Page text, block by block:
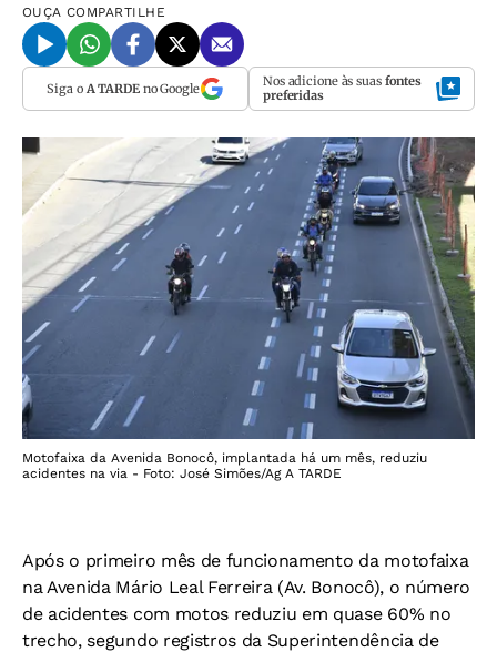
OUÇA COMPARTILHE
Siga o A TARDEno Google Nos adicione às suas fontes
preferidas
Motofaixa da Avenida Bonocô, implantada há um mês, reduziu
acidentes na via - Foto: José Simões/Ag A TARDE
Após o primeiro mês de funcionamento da motofaixa
na Avenida Mário Leal Ferreira (Av. Bonocô), o número
de acidentes com motos reduziu em quase 60% no
trecho, segundo registros da Superintendência de